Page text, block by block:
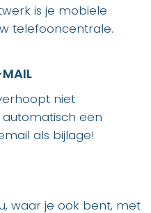
is je mobiele
telefooncentrale.
niet
een
als bijlage!
waar je ook bent, met